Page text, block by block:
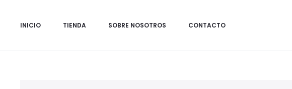
INICIO TIENDA SOBRE NOSOTROS CONTACTO